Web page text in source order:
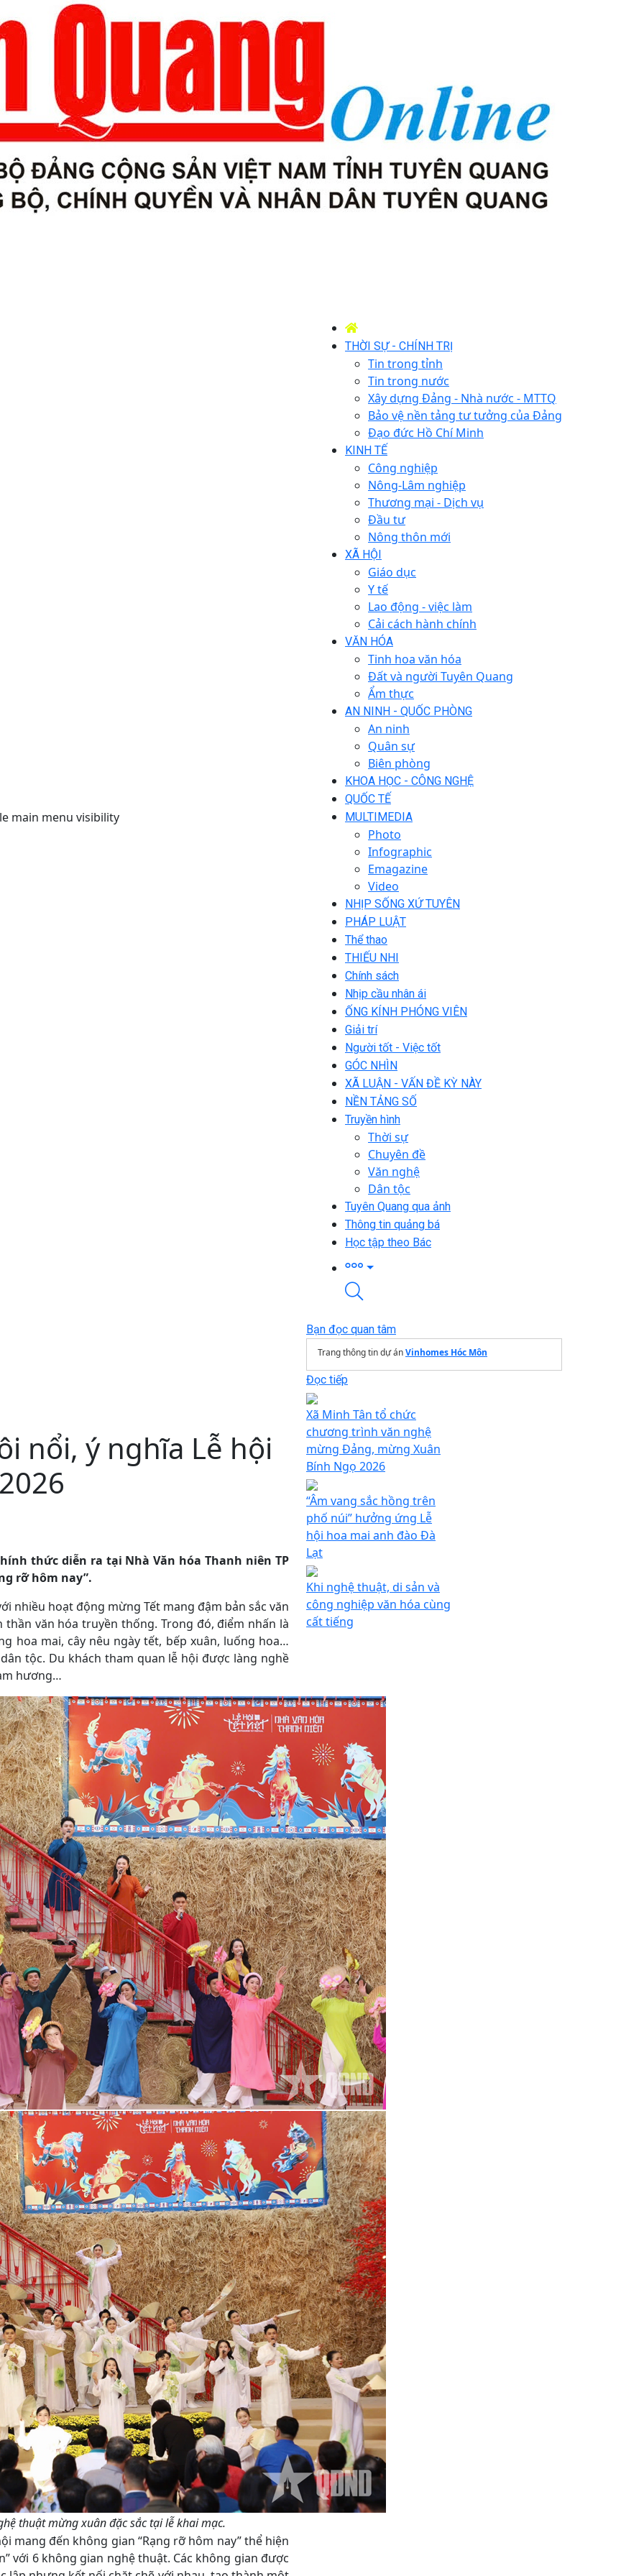
main menu visibility
THỜI SỰ - CHÍNH TRỊ
Tin trong tỉnh
Tin trong nước
Xây dựng Đảng - Nhà nước - MTTQ
Bảo vệ nền tảng tư tưởng của Đảng
Đạo đức Hồ Chí Minh
KINH TẾ
Công nghiệp
Nông-Lâm nghiệp
Thương mại - Dịch vụ
Đầu tư
Nông thôn mới
XÃ HỘI
Giáo dục
Y tế
Lao động - việc làm
Cải cách hành chính
VĂN HÓA
Tinh hoa văn hóa
Đất và người Tuyên Quang
Ẩm thực
AN NINH - QUỐC PHÒNG
An ninh
Quân sự
Biên phòng
KHOA HỌC - CÔNG NGHỆ
QUỐC TẾ
MULTIMEDIA
Photo
Infographic
Emagazine
Video
NHỊP SỐNG XỨ TUYÊN
PHÁP LUẬT
Thể thao
THIẾU NHI
Chính sách
Nhịp cầu nhân ái
ỐNG KÍNH PHÓNG VIÊN
Giải trí
Người tốt - Việc tốt
GÓC NHÌN
XÃ LUẬN - VẤN ĐỀ KỲ NÀY
NỀN TẢNG SỐ
Truyền hình
Thời sự
Chuyên đề
Văn nghệ
Dân tộc
Tuyên Quang qua ảnh
Thông tin quảng bá
Học tập theo Bác
nổi, ý nghĩa Lễ hội
thức diễn ra tại Nhà Văn hóa Thanh niên TP
rỡ hôm nay”.
nhiều hoạt động mừng Tết mang đậm bản sắc văn
văn hóa truyền thống. Trong đó, điểm nhấn là
hoa mai, cây nêu ngày tết, bếp xuân, luống hoa…
tộc. Du khách tham quan lễ hội được làng nghề
hương…
thuật mừng xuân đặc sắc tại lễ khai mạc.
mang đến không gian “Rạng rỡ hôm nay” thể hiện
với 6 không gian nghệ thuật. Các không gian được
Bạn đọc quan tâm
Trang thông tin dự ánVinhomes Hóc Môn
Đọc tiếp
Xã Minh Tân tổ chức
chương trình văn nghệ
mừng Đảng, mừng Xuân
Bính Ngọ 2026
“Âm vang sắc hồng trên
phố núi” hưởng ứng Lễ
hội hoa mai anh đào Đà
Lạt
Khi nghệ thuật, di sản và
công nghiệp văn hóa cùng
cất tiếng